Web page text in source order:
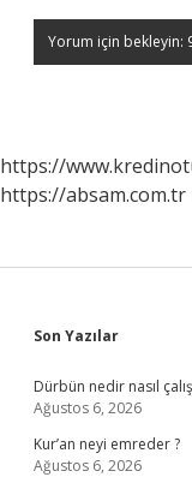
https://
https://absam.com.tr
Sidebar
Son Yazılar
Dürbün nedir nasıl
Ağustos 6, 2026
Kur’an neyi emreder ?
Ağustos 6, 2026